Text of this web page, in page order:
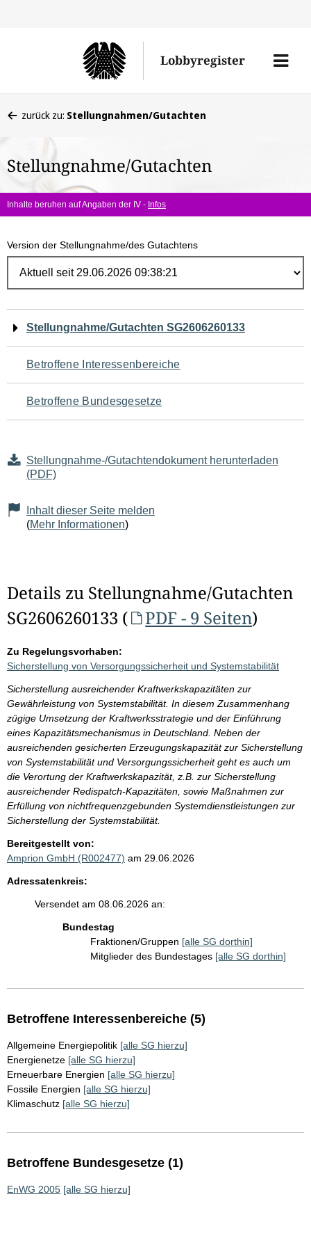
Lobbyregister
Menü
befinden
hier:
zurück zu: Stellungnahmen/Gutachten
Stellungnahme/Gutachten
Inhalte beruhen auf Angaben der IV - Infos
Version der Stellungnahme/des Gutachtens
Navigation
für
den
Seiteninhalt
Stellungnahme/Gutachten SG2606260133
Betroffene Interessenbereiche
Betroffene Bundesgesetze
Stellungnahme-/Gutachtendokument herunterladen
(PDF)
Inhalt dieser Seite melden
(Mehr Informationen)
Details zu Stellungnahme/Gutachten
SG2606260133 (
PDF - 9 Seiten)
Zu Regelungsvorhaben:
Sicherstellung von Versorgungssicherheit und Systemstabilität
Sicherstellung ausreichender Kraftwerkskapazitäten zur
Gewährleistung von Systemstabilität. In diesem Zusammenhang
zügige Umsetzung der Kraftwerksstrategie und der Einführung
eines Kapazitätsmechanismus in Deutschland. Neben der
ausreichenden gesicherten Erzeugungskapazität zur Sicherstellung
von Systemstabilität und Versorgungssicherheit geht es auch um
die Verortung der Kraftwerkskapazität, z.B. zur Sicherstellung
ausreichender Redispatch-Kapazitäten, sowie Maßnahmen zur
Erfüllung von nichtfrequenzgebunden Systemdienstleistungen zur
Sicherstellung der Systemstabilität.
Bereitgestellt von:
Amprion GmbH (R002477) am 29.06.2026
Adressatenkreis:
Versendet am 08.06.2026 an:
Bundestag
Fraktionen/Gruppen [alle SG dorthin]
Mitglieder des Bundestages [alle SG dorthin]
Betroffene Interessenbereiche (5)
Allgemeine Energiepolitik [alle SG hierzu]
Energienetze [alle SG hierzu]
Erneuerbare Energien [alle SG hierzu]
Fossile Energien [alle SG hierzu]
Klimaschutz [alle SG hierzu]
Betroffene Bundesgesetze (1)
EnWG 2005 [alle SG hierzu]